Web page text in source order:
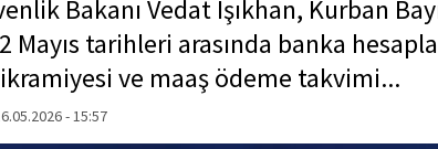
Bakanı Vedat Işıkhan, Kurban
tarihleri arasında banka
ve maaş ödeme takvimi...
- 15:57